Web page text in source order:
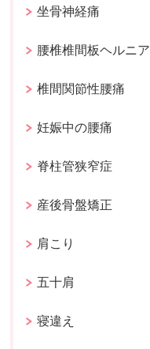
坐骨神経痛
腰椎椎間板ヘルニア
椎間関節性腰痛
妊娠中の腰痛
脊柱管狭窄症
産後骨盤矯正
肩こり
五十肩
寝違え